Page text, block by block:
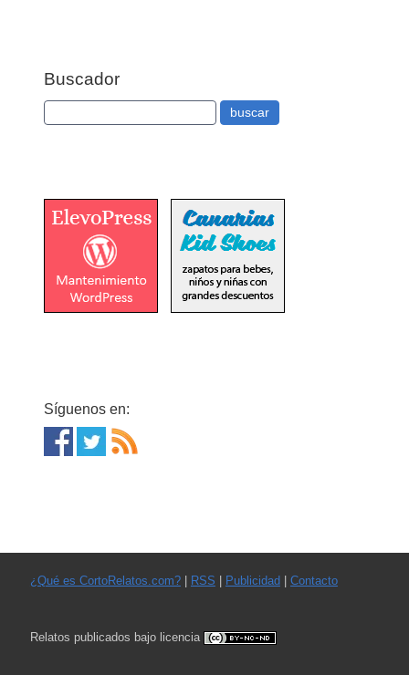
Buscador
Síguenos en:
¿Qué es CortoRelatos.com?| RSS Publicidad Contacto
Relatos publicados bajo licencia